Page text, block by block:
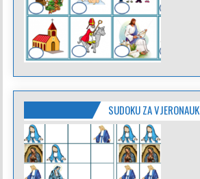
SUDOKU ZA VJERONAUK